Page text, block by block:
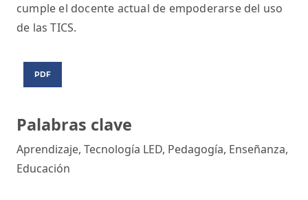
Palabras clave
Aprendizaje, Tecnología LED, Pedagogía, Enseñanza,
Educación
cumple el docente actual de empoderarse del uso
de las TICS.
PDF